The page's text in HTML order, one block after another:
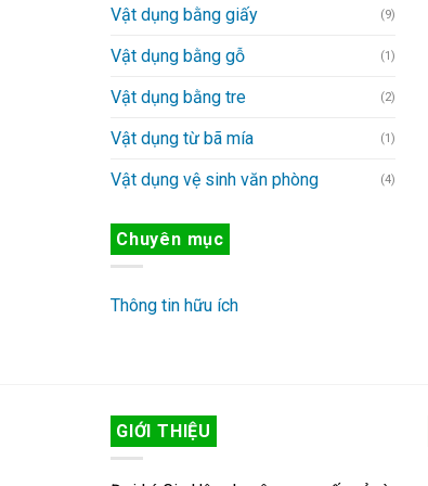
Vật dụng bằng giấy (9)
Vật dụng bằng gỗ (1)
Vật dụng bằng tre (2)
Vật dụng từ bã mía (1)
Vật dụng vệ sinh văn phòng (4)
Chuyên mục
Thông tin hữu ích
GIỚI THIỆU